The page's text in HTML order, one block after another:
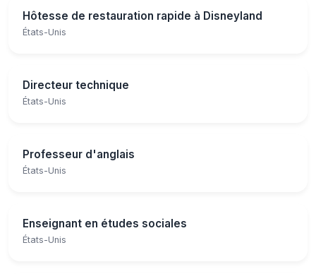
Hôtesse de restauration rapide à Disneyland
États-Unis
Directeur technique
États-Unis
Professeur d'anglais
États-Unis
Enseignant en études sociales
États-Unis